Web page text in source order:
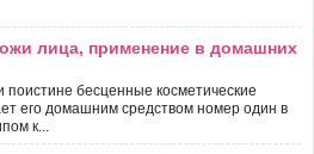
лица, применение в домашних
поистине бесценные косметические
его домашним средством номер один в
к...